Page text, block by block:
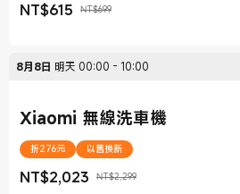
NT$615
現價 NT$615 NT$699
銷售價格 NT$699
8月8日 明天 00:00 - 10:00
Xiaomi 無線洗車機
折276元 以舊換新
NT$2,023
現價 NT$2,023 NT$2,299
銷售價格 NT$2,299